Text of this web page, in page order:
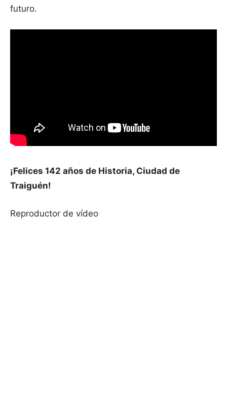
futuro.
¡Felices 142 años de Historia, Ciudad de
Traiguén!
Reproductor de vídeo